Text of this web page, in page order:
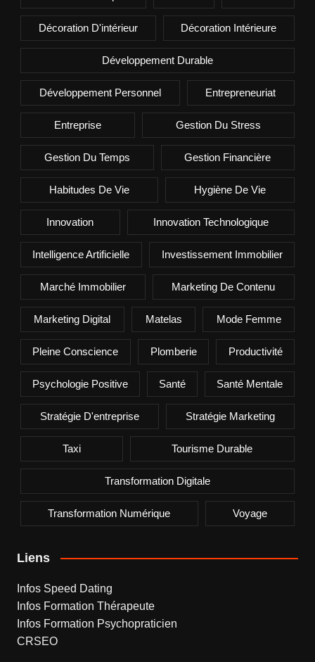
Décoration D'intérieur Décoration Intérieure
Développement Durable
Développement Personnel Entrepreneuriat
Entreprise Gestion Du Stress
Gestion Du Temps Gestion Financière
Habitudes De Vie Hygiène De Vie
Innovation Innovation Technologique
Intelligence Artificielle Investissement Immobilier
Marché Immobilier Marketing De Contenu
Marketing Digital Matelas Mode Femme
Pleine Conscience Plomberie Productivité
Psychologie Positive Santé Santé Mentale
Stratégie D'entreprise Stratégie Marketing
Taxi Tourisme Durable
Transformation Digitale
Transformation Numérique Voyage
Liens
Infos Speed Dating
Infos Formation Thérapeute
Infos Formation Psychopraticien
CRSEO